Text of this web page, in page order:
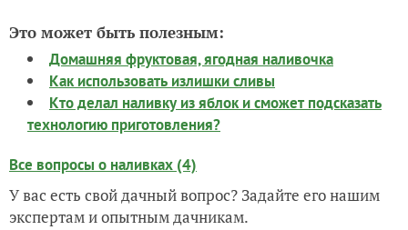
Это может быть полезным:
Домашняя фруктовая, ягодная наливочка
Как использовать излишки сливы
Кто делал наливку из яблок и сможет подсказать
технологию приготовления?
Все вопросы о наливках (4)
У вас есть свой дачный вопрос? Задайте его нашим
экспертам и опытным дачникам.